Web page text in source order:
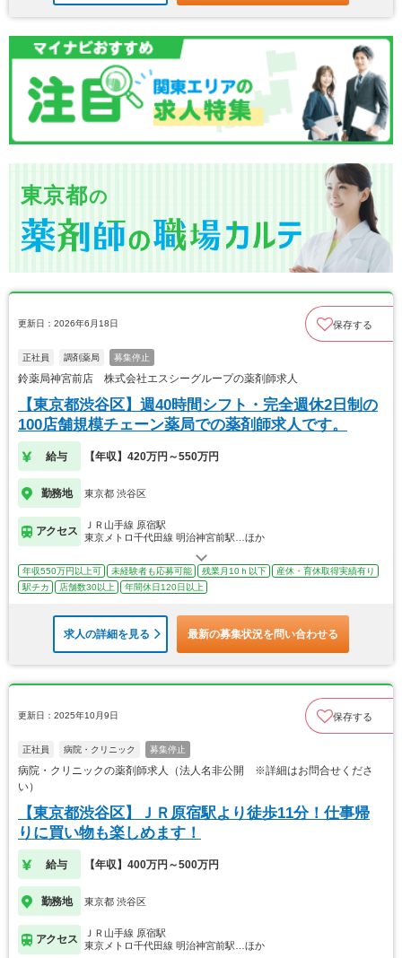
東京都の
更新日：2026年6月18日 保存する
正社員 調剤薬局 募集停止
鈴薬局神宮前店 株式会社エスシーグループの薬剤師求人
【東京都渋谷区】週40時間シフト・完全週休2日制の
100店舗規模チェーン薬局での薬剤師求人です。
給与 【年収】420万円～550万円
勤務地 東京都 渋谷区
アクセス
ＪＲ山手線 原宿駅
東京メトロ千代田線 明治神宮前駅…ほか
年収550万円以上可 未経験者も応募可能 残業月10ｈ以下
産休・育休取得実績有り
駅チカ
店舗数30以上 年間休日120日以上
求人の詳細を見る 最新の募集状況を問い合わせる
更新日：2025年10月9日 保存する
正社員 病院・クリニック 募集停止
病院・クリニックの薬剤師求人（法人名非公開 ※詳細はお問合せくださ
い）
【東京都渋谷区】ＪＲ原宿駅より徒歩11分！仕事帰
りに買い物も楽しめます！
給与 【年収】400万円～500万円
勤務地 東京都 渋谷区
アクセス
ＪＲ山手線 原宿駅
東京メトロ千代田線 明治神宮前駅…ほか